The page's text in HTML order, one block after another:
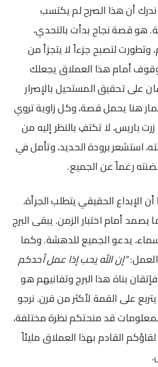
ندرك أن هذا الصرح لم يكتسب
هو قصة نجاح بدأت بالتحدي،
وتطورت لتصبح جزءاً لا يتجزأ من
أمام هذا العملاق يجعلك
على تحقيق المستحيل بالإصرار
هنا يحمل قصة، وكل زاوية تروي
باريس، لا تكتفِ بالنظر إليه من
استشعر برودة الحديد، وتأمل في
رغماً عن الجميع.
أن الإبداع الحقيقي يتطلب الجرأة،
يصمد أمام اختبار الزمن. يبقى البرج
يدعو الجميع للدهشة. وكما
“إن الله يحب إذا عمل أحدكم
بناة هذا البرج وتفانيهم هو
على القمة لأكثر من قرن. نرجو
قد منحتكم نظرة مختلفة،
القادم بهذا العملاق مليئاً